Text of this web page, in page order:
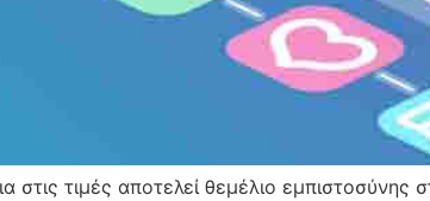
στις τιμές αποτελεί θεμέλιο